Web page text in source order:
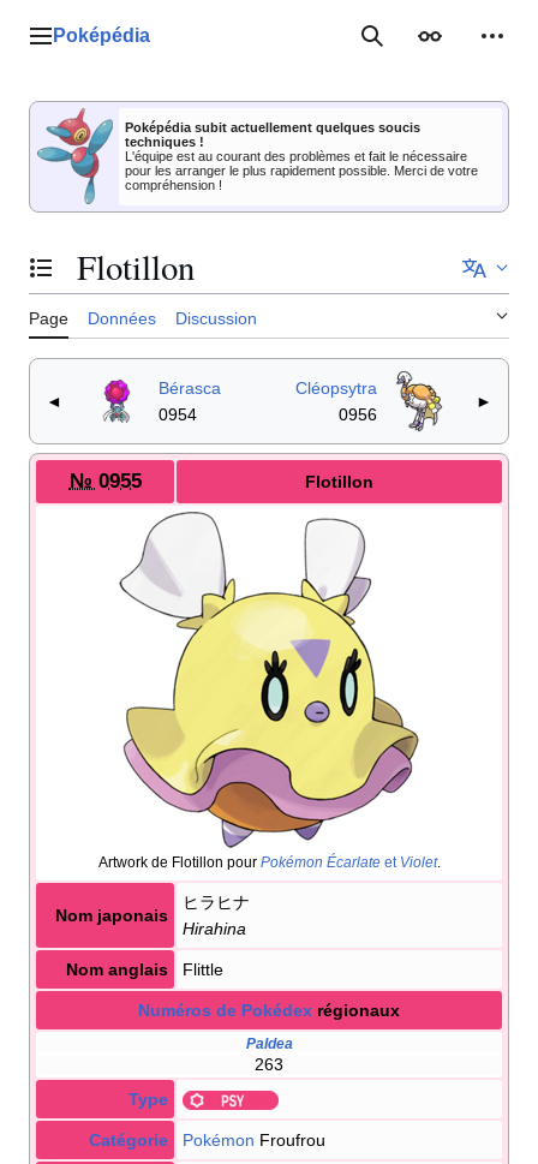
Menu principal
Poképédia RechercherApparence
Poképédia subit actuellement quelques soucis
techniques !
L'équipe est au courant des problèmes et fait le nécessaire
pour les arranger le plus rapidement possible. Merci de votre
compréhension !
Basculer la table des matières
Flotillon
Page Données Discussion
◄
Bérasca
0954
Cléopsytra
0956
►
№ 0955 Flotillon
Artwork de Flotillon pour Pokémon Écarlateet Violet.
Nom japonais
ヒラヒナ
Hirahina
Nom anglais Flittle
Numéros de Pokédex régionaux
Paldea
263
Type
Catégorie Pokémon Froufrou